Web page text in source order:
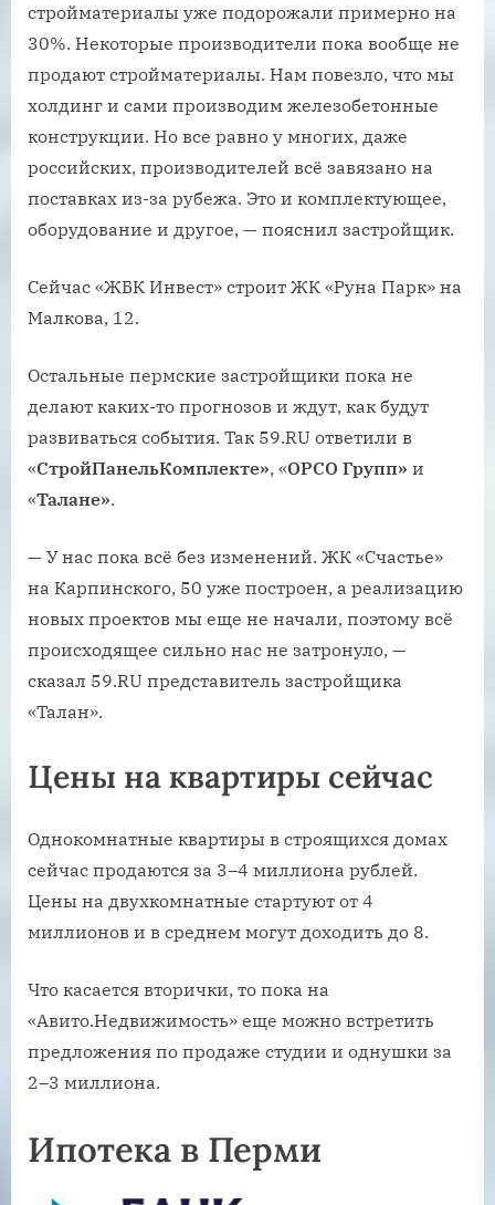
стройматериалы уже подорожали примерно на
30%. Некоторые производители пока вообще не
продают стройматериалы. Нам повезло, что мы
холдинг и сами производим железобетонные
конструкции. Но все равно у многих, даже
российских, производителей всё завязано на
поставках из-за рубежа. Это и комплектующее,
оборудование и другое, — пояснил застройщик.
Сейчас «ЖБК Инвест» строит ЖК «Руна Парк» на
Малкова, 12.
Остальные пермские застройщики пока не
делают каких-то прогнозов и ждут, как будут
развиваться события. Так 59.RU ответили в
«СтройПанельКомплекте», «ОРСО Групп» и
«Талане».
— У нас пока всё без изменений. ЖК «Счастье»
на Карпинского, 50 уже построен, а реализацию
новых проектов мы еще не начали, поэтому всё
происходящее сильно нас не затронуло, —
сказал 59.RU представитель застройщика
«Талан».
Цены на квартиры сейчас
Однокомнатные квартиры в строящихся домах
сейчас продаются за 3–4 миллиона рублей.
Цены на двухкомнатные стартуют от 4
миллионов и в среднем могут доходить до 8.
Что касается вторички, то пока на
«Авито.Недвижимость» еще можно встретить
предложения по продаже студии и однушки за
2–3 миллиона.
Ипотека в Перми